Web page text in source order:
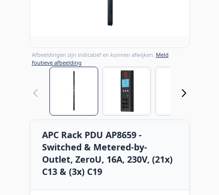
Afbeeldingen zijn indicatief en kunnen afwijken. Meld
foutieve afbeelding
View larger imageView larger image
APC Rack PDU AP8659 -
Switched & Metered-by-
Outlet, ZeroU, 16A, 230V, (21x)
C13 & (3x) C19